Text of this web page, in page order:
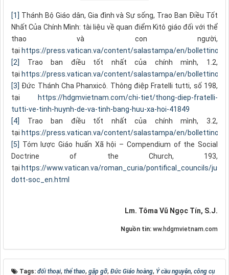
[1] Thánh Bộ Giáo dân, Gia đình và Sự sống, Trao Ban Điều Tốt
Nhất Của Chính Mình: tài liệu về quan điểm Kitô giáo đối với thể
thao và con người,
tại https://press.vatican.va/content/salastampa/en/bollettino/
[2]
Trao ban điều tốt nhất của chính mình, 1.2,
tại https://press.vatican.va/content/salastampa/en/bollettino/
[3] Đức Thánh Cha Phanxicô. Thông điệp Fratelli tutti, số 198,
tại
https://hdgmvietnam.com/chi-tiet/thong-diep-fratelli-
tutti-ve-tinh-huynh-de-va-tinh-bang-huu-xa-hoi-41849
[4]
Trao ban điều tốt nhất của chính mình, 3.2,
tại https://press.vatican.va/content/salastampa/en/bollettino/
[5] Tóm lược Giáo huấn Xã hội – Compendium of the Social
Doctrine of the Church, 193,
tại https://www.vatican.va/roman_curia/pontifical_councils/
dott-soc_en.html
Lm. Tôma Vũ Ngọc Tín, S.J.
Nguồn tin: ww.hdgmvietnam.com
Tags: đối thoại, thể thao, gặp gỡ, Đức Giáo hoàng, Ý cầu nguyện, công cụ